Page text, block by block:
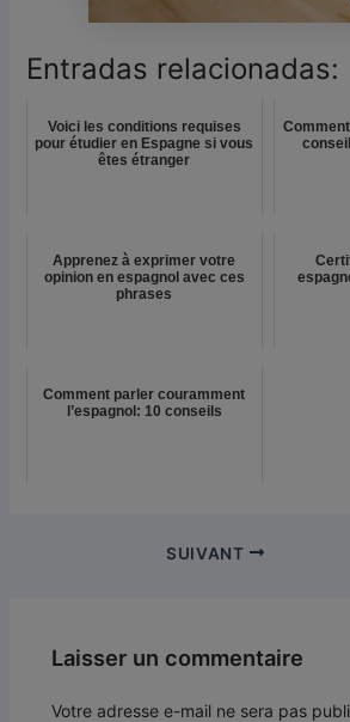
Entradas relacionadas:
Voici les conditions requises
pour étudier en Espagne si vous
êtes étranger
Apprenez à exprimer votre
opinion en espagnol avec ces
phrases
Comment parler couramment
l’espagnol: 10 conseils
SUIVANT
Laisser un commentaire
Votre adresse e-mail ne sera pas